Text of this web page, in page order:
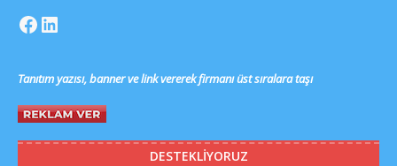
Tanıtım yazısı, banner ve link vererek firmanı üst sıralara taşı
DESTEKLIYORUZ